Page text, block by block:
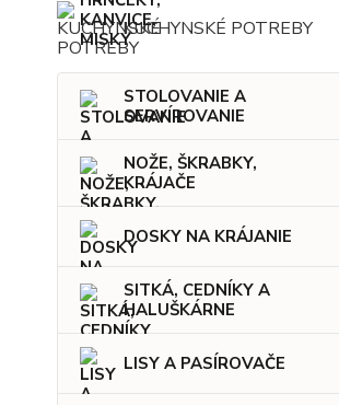
KUCHYNSKÉ POTREBY
STOLOVANIE A
SERVÍROVANIE
NOŽE, ŠKRABKY,
KRÁJAČE
DOSKY NA KRÁJANIE
SITKÁ, CEDNÍKY A
HALUŠKÁRNE
LISY A PASÍROVAČE